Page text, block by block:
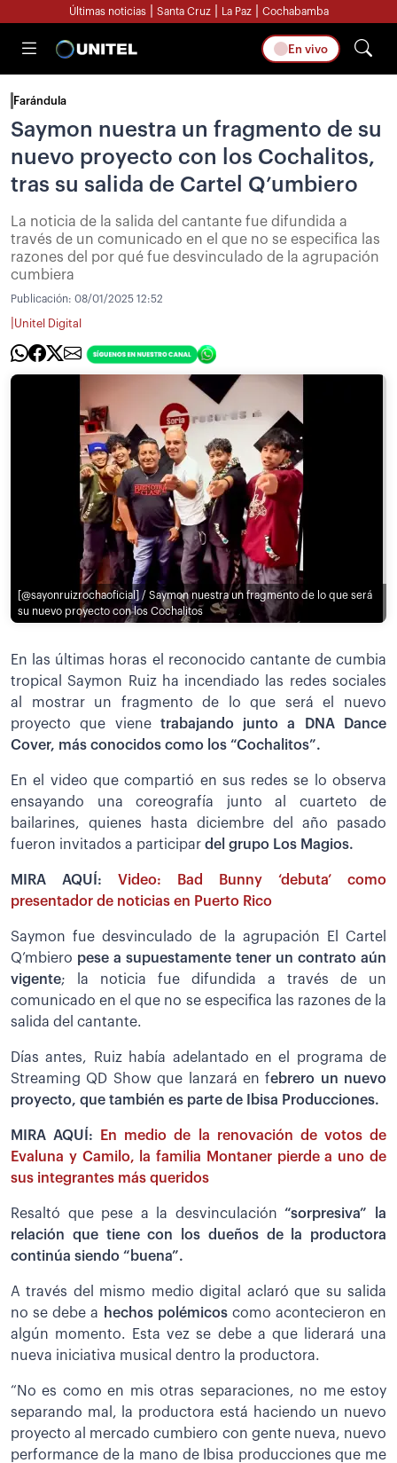
Últimas noticias Santa Cruz La Paz Cochabamba
En vivo
Farándula
Saymon nuestra un fragmento de su
nuevo proyecto con los Cochalitos,
tras su salida de Cartel Q’umbiero
La noticia de la salida del cantante fue difundida a
través de un comunicado en el que no se especifica las
razones del por qué fue desvinculado de la agrupación
cumbiera
Publicación: 08/01/2025 12:52
Unitel Digital
[@sayonruizrochaoficial] / Saymon nuestra un fragmento de lo que será
su nuevo proyecto con los Cochalitos
En las últimas horas el reconocido cantante de cumbia
tropical Saymon Ruiz ha incendiado las redes sociales
al mostrar un fragmento de lo que será el nuevo
proyecto que viene trabajando junto a DNA Dance
Cover, más conocidos como los “Cochalitos”.
En el video que compartió en sus redes se lo observa
ensayando una coreografía junto al cuarteto de
bailarines, quienes hasta diciembre del año pasado
fueron invitados a participar del grupo Los Magios.
MIRA AQUÍ: Video: Bad Bunny ‘debuta’ como
presentador de noticias en Puerto Rico
Saymon fue desvinculado de la agrupación El Cartel
Q’mbiero pese a supuestamente tener un contrato aún
vigente; la noticia fue difundida a través de un
comunicado en el que no se especifica las razones de la
salida del cantante.
Días antes, Ruiz había adelantado en el programa de
Streaming QD Show que lanzará en febrero un nuevo
proyecto, que también es parte de Ibisa Producciones.
MIRA AQUÍ:
En medio de la renovación de votos de
Evaluna y Camilo, la familia Montaner pierde a uno de
sus integrantes más queridos
Resaltó que pese a la desvinculación“sorpresiva” la
relación que tiene con los dueños de la productora
continúa siendo “buena”.
A través del mismo medio digital aclaró que su salida
no se debe a
hechos polémicos como acontecieron en
algún momento. Esta vez se debe a que liderará una
nueva iniciativa musical dentro la productora.
“No es como en mis otras separaciones, no me estoy
separando mal, la productora está haciendo un nuevo
proyecto al mercado cumbiero con gente nueva, nuevo
performance de la mano de Ibisa producciones que me